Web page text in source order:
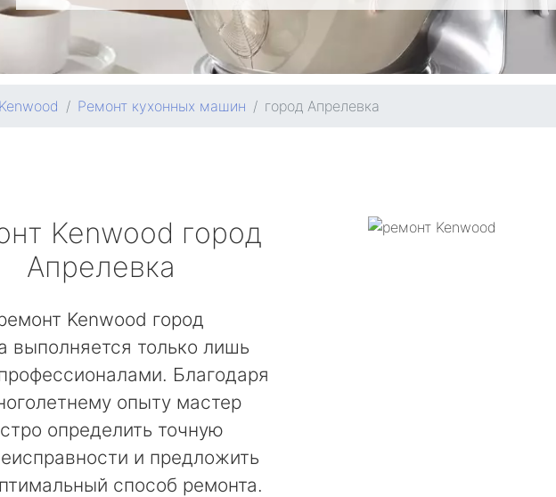
Ремонт кухонных машин город Апрелевка
Kenwood город
Апрелевка
Kenwood город
выполняется только лишь
Благодаря
опыту мастер
определить точную
и предложить
способ ремонта.